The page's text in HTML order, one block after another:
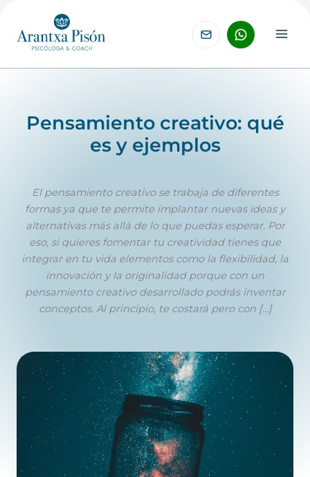
contenido
Pensamiento creativo: qué
es y ejemplos
El pensamiento creativo se trabaja de diferentes
formas ya que te permite implantar nuevas ideas y
alternativas más allá de lo que puedas esperar. Por
eso, si quieres fomentar tu creatividad tienes que
integrar en tu vida elementos como la flexibilidad, la
innovación y la originalidad porque con un
pensamiento creativo desarrollado podrás inventar
conceptos. Al principio, te costará pero con […]
diciembre 13, 2022/3 minutes of reading